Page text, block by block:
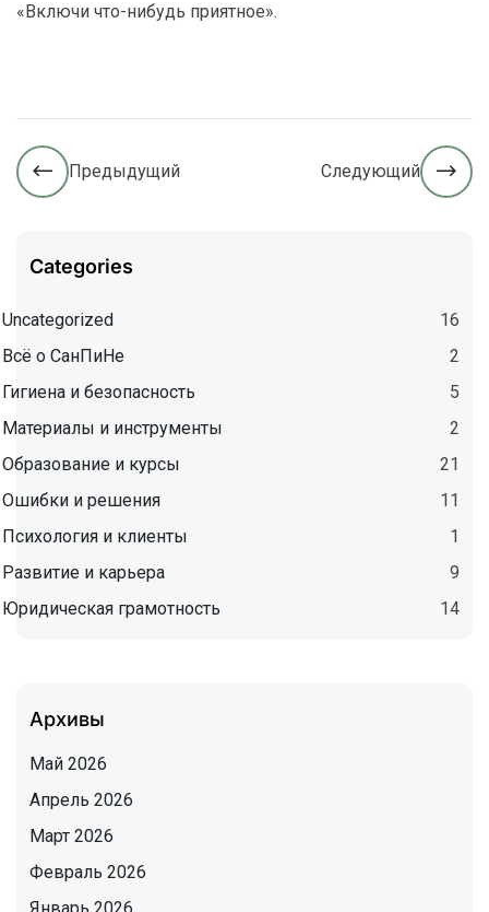
«Включи что-нибудь приятное».
Предыдущий Следующий
Categories
Uncategorized
16
Всё о СанПиНе
2
Гигиена и безопасность
5
Материалы и инструменты
2
Образование и курсы
21
Ошибки и решения
11
Психология и клиенты
1
Развитие и карьера
9
Юридическая грамотность
14
Архивы
Май 2026
Апрель 2026
Март 2026
Февраль 2026
Январь 2026